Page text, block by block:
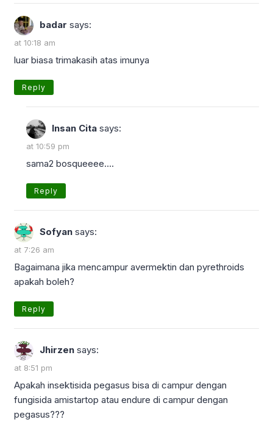
badar says:
at 10:18 am
luar biasa trimakasih atas imunya
Reply
Insan Cita says:
at 10:59 pm
sama2 bosqueeee….
Reply
Sofyan says:
at 7:26 am
Bagaimana jika mencampur avermektin dan pyrethroids
apakah boleh?
Reply
Jhirzen says:
at 8:51 pm
Apakah insektisida pegasus bisa di campur dengan
fungisida amistartop atau endure di campur dengan
pegasus???